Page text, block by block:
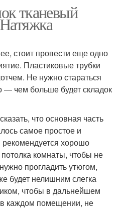
тканевый
стоит провести еще одно
Пластиковые трубки
Не нужно стараться
— чем больше будет складок
что основная часть
самое простое и
хорошо
комнаты, чтобы не
прогладить утюгом,
будет нелишним слегка
чтобы в дальнейшем
каждом помещении, не